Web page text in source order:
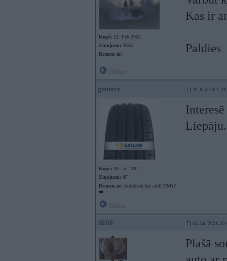
Kopš: 21. Feb 2005
Ziņojumi: 3658
Braucu ar:
Kas ir
Paldies
guntarz 29. May 2021,
Kopš: 09. Jul 2017
Ziņojumi: 47
Braucu ar: Autobusu bet sirdī BMW
❤️
AV89 03. Jun 2021,
Plašā